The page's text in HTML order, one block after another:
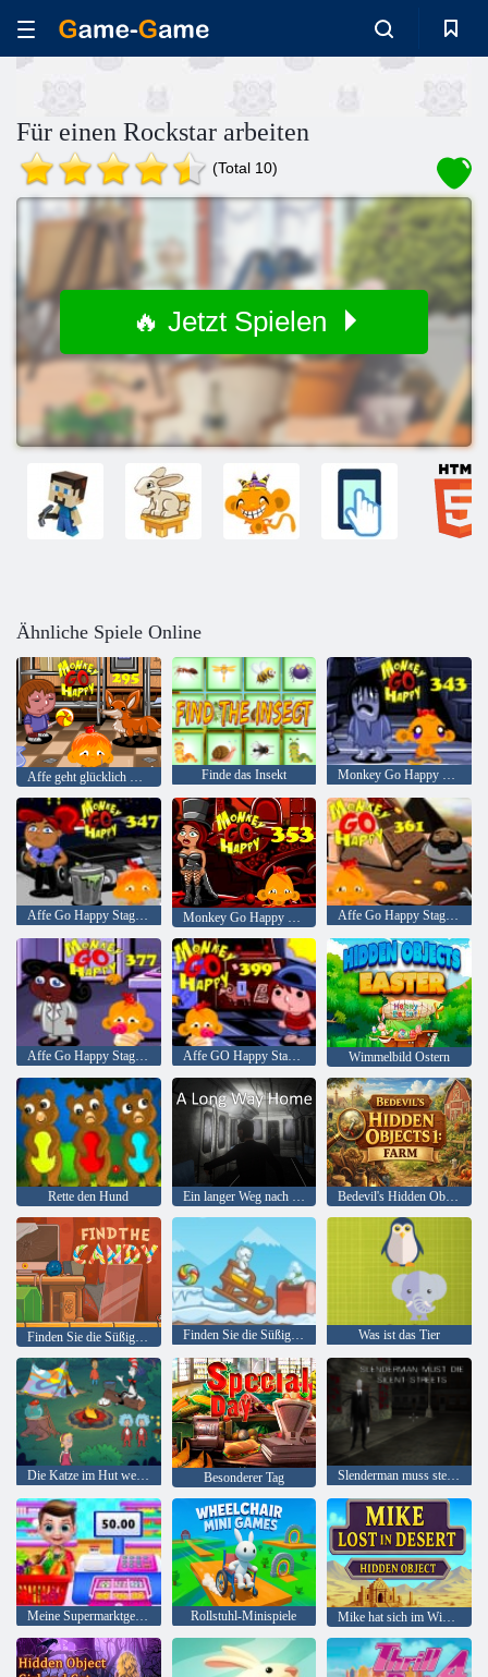
Für einen Rockstar arbeiten
(Total 10)
🔥 Jetzt Spielen
Ähnliche Spiele Online
Affe geht glücklich Stufe 295 Finde das Insekt Monkey Go Happy Stage 343,
Affe Go Happy Stage 347 Affe Go Happy Stage 361
Affe Go Happy Stage 377 Affe GO Happy Stage 399 Wimmelbild Ostern
Rette den Hund Ein langer Weg nach Hause Bedevil's Hidden Objects 1: Bauernhof
Finden Sie die Süßigkeit: Winter Was ist das Tier
Die Katze im Hut weiß viel über das! Lagerzeit Besonderer Tag Slenderman muss sterben: Stille Straßen
Meine Supermarktgeschichte Rollstuhl-Minispiele Mike hat sich im Wimmelbild der Wüste verirrt